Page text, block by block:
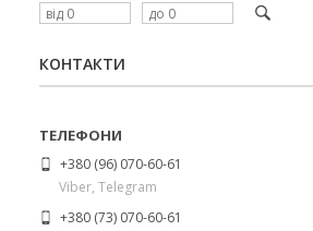
КОНТАКТИ
+380 (96) 070-60-61
Viber, Telegram
+380 (73) 070-60-61